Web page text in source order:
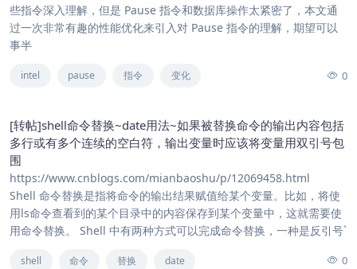
些指令深入理解，但是 Pause 指令和数据库操作太紧密了，本文通
过一次非常有趣的性能优化来引入对 Pause 指令的理解，期望可以
事半
intel pause 指令 变化 0
[转帖]shell命令替换~date用法~如果被替换命令的输出内容包括
多行或有多个连续的空白符，输出变量时应该将变量用双引号包
围
https://www.cnblogs.com/mianbaoshu/p/12069458.html
Shell 命令替换是指将命令的输出结果赋值给某个变量。比如，将使
用ls命令查看到的某个目录中的内容保存到某个变量中，这就需要使
用命令替换。 Shell 中有两种方式可以完成命令替换，一种是反引号`
shell 命令 替换 date 0